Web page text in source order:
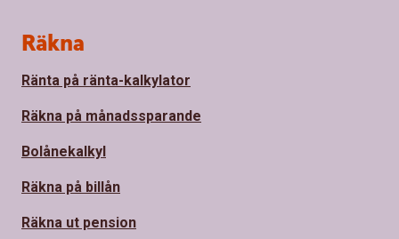
Sidfot
Räkna
Ränta på ränta-kalkylator
Räkna på månadssparande
Bolånekalkyl
Räkna på billån
Räkna ut pension